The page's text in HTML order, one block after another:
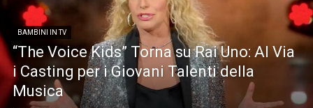
BAMBINI IN TV
“The Voice Kids” Torna su Rai Uno: Al Via
i Casting per i Giovani Talenti della
Musica